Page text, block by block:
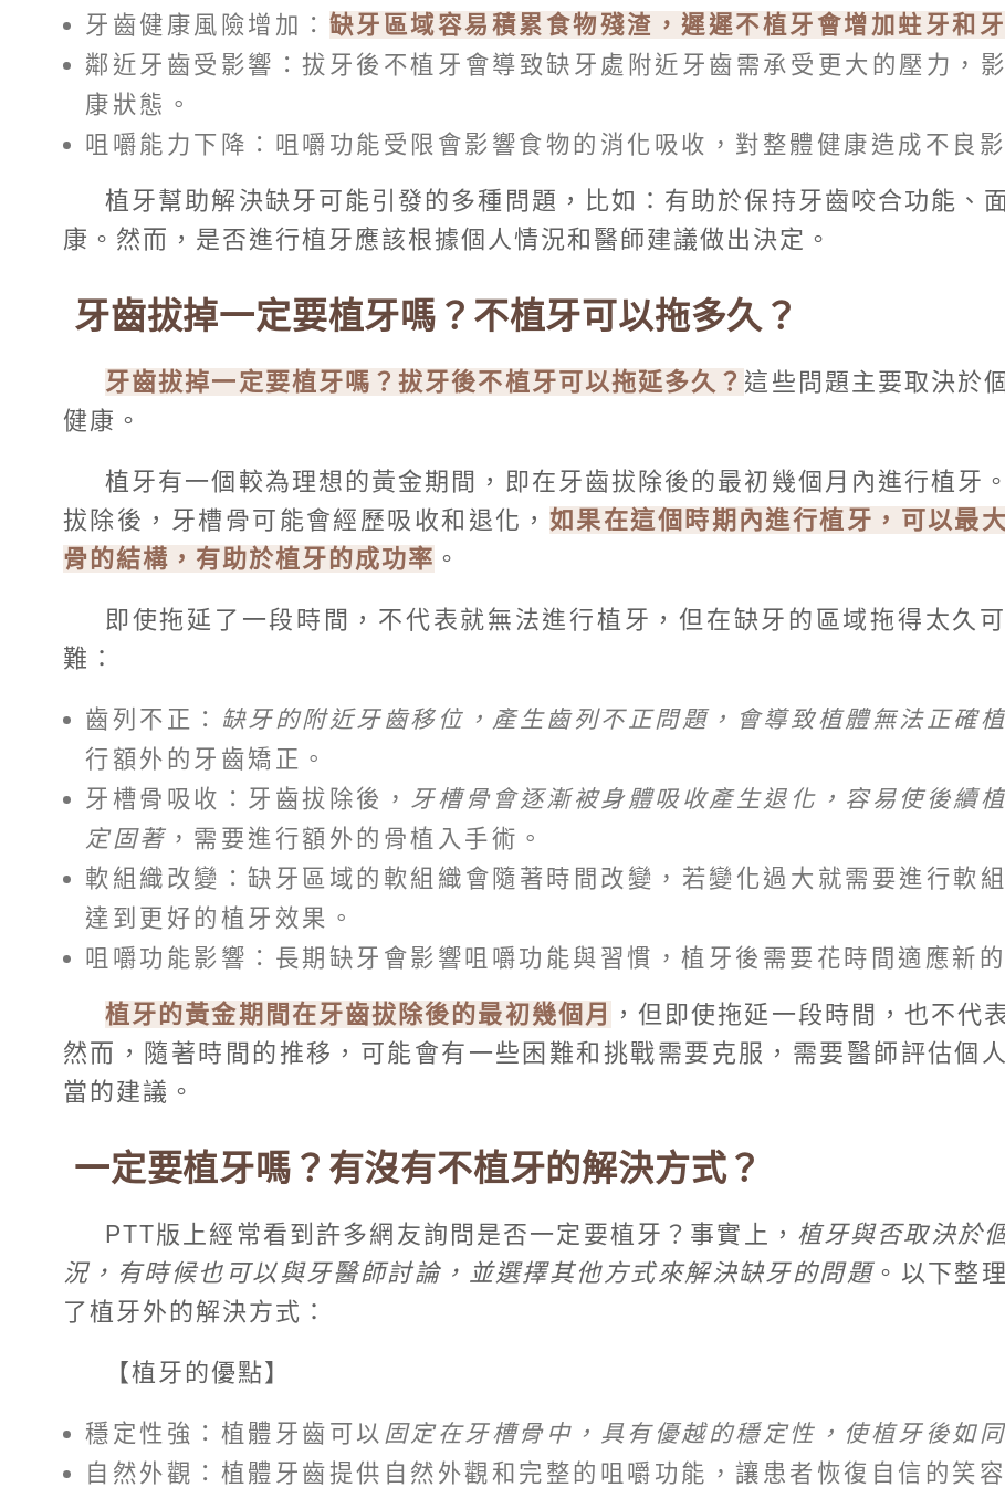
牙齒健康風險增加： 缺牙區域容易積累食物殘渣，遲遲不植牙會增加蛀牙和
鄰近牙齒受影響：拔牙後不植牙會導致缺牙處附近牙齒需承受更大的壓力，
康狀態。
咀嚼能力下降：咀嚼功能受限會影響食物的消化吸收，對整體健康造成不良影
植牙幫助解決缺牙可能引發的多種問題，比如：有助於保持牙齒咬合功能、
康。然而，是否進行植牙應該根據個人情況和醫師建議做出決定。
牙齒拔掉一定要植牙嗎？不植牙可以拖多久？
牙齒拔掉一定要植牙嗎？拔牙後不植牙可以拖延多久？ 這些問題主要取決於
健康。
植牙有一個較為理想的黃金期間，即在牙齒拔除後的最初幾個月內進行植牙
拔除後，牙槽骨可能會經歷吸收和退化， 如果在這個時期內進行植牙，可以最
骨的結構，有助於植牙的成功率 。
即使拖延了一段時間，不代表就無法進行植牙，但在缺牙的區域拖得太久
難：
齒列不正： 缺牙的附近牙齒移位，產生齒列不正問題，會導致植體無法正確
行額外的牙齒矯正。
牙槽骨吸收：牙齒拔除後， 牙槽骨會逐漸被身體吸收產生退化，容易使後續
定固著 ，需要進行額外的骨植入手術。
軟組織改變：缺牙區域的軟組織會隨著時間改變，若變化過大就需要進行軟
達到更好的植牙效果。
咀嚼功能影響：長期缺牙會影響咀嚼功能與習慣，植牙後需要花時間適應新的
植牙的黃金期間在牙齒拔除後的最初幾個月
，但即使拖延一段時間，也不代
然而，隨著時間的推移，可能會有一些困難和挑戰需要克服，需要醫師評估個
當的建議。
一定要植牙嗎？有沒有不植牙的解決方式？
PTT版上經常看到許多網友詢問是否一定要植牙？事實上， 植牙與否取決於
況，有時候也可以與牙醫師討論，並選擇其他方式來解決缺牙的問題。以下整
了植牙外的解決方式：
【植牙的優點】
穩定性強：植體牙齒可以 固定在牙槽骨中，具有優越的穩定性，使植牙後如
自然外觀：植體牙齒提供自然外觀和完整的咀嚼功能，讓患者恢復自信的笑容